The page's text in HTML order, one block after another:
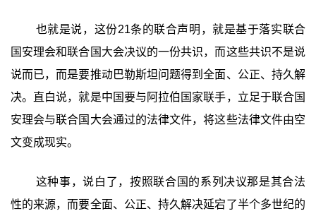
也就是说，这份21条的联合声明，就是基于落实联合
国安理会和联合国大会决议的一份共识，而这些共识不是说
说而已，而是要推动巴勒斯坦问题得到全面、公正、持久解
决。直白说，就是中国要与阿拉伯国家联手，立足于联合国
安理会与联合国大会通过的法律文件，将这些法律文件由空
文变成现实。
这种事，说白了，按照联合国的系列决议那是其合法
性的来源，而要全面、公正、持久解决延宕了半个多世纪的